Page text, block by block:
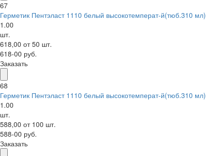
67
Герметик Пентэласт 1110 белый высокотемперат-й(тюб.310 мл)
1.00
шт.
618,00 от 50 шт.
618-00 руб.
Заказать
68
Герметик Пентэласт 1110 белый высокотемперат-й(тюб.310 мл)
1.00
шт.
588,00 от 100 шт.
588-00 руб.
Заказать